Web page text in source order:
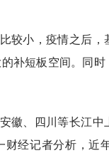
较小，疫情之后
补短板空间。同
徽、四川等长江
经记者分析，近